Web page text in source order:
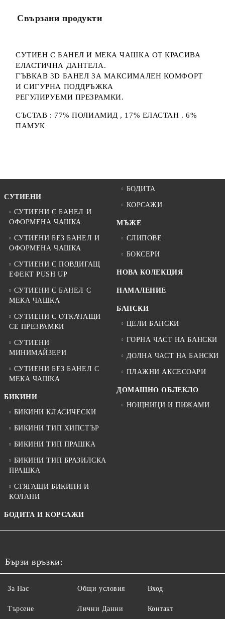
Свързани продукти
СУТИЕН С БАНЕЛ И МЕКА ЧАШКА ОТ КРАСИВА
ЕЛАСТИЧНА ДАНТЕЛА.
ГЪВКАВ 3D БАНЕЛ ЗА МАКСИМАЛЕН КОМФОРТ
И СИГУРНА ПОДДРЪЖКА
РЕГУЛИРУЕМИ ПРЕЗРАМКИ.
СЪСТАВ : 77% ПОЛИАМИД , 17% ЕЛАСТАН . 6%
ПАМУК
СУТИЕНИ
СУТИЕНИ С БАНЕЛ И
ОФОРМЕНА ЧАШКА
СУТИЕНИ БЕЗ БАНЕЛ И
ОФОРМЕНА ЧАШКА
СУТИЕНИ С ПОВДИГАЩ
ЕФЕКТ PUSH UP
СУТИЕНИ С БАНЕЛ С
МЕКА ЧАШКА
СУТИЕНИ С ОТКАЧАЩИ
СЕ ПРЕЗРАМКИ
СУТИЕНИ
МИНИМАЙЗЕРИ
СУТИЕНИ БЕЗ БАНЕЛ С
МЕКА ЧАШКА
БИКИНИ
БИКИНИ КЛАСИЧЕСКИ
БИКИНИ ТИП ХИПСТЪР
БИКИНИ ТИП ПРАШКА
БИКИНИ ТИП БРАЗИЛСКА
ПРАШКА
СТЯГАЩИ БИКИНИ И
КОЛАНИ
БОДИТА И КОРСАЖИ
БОДИТА
КОРСАЖИ
МЪЖЕ
СЛИПОВЕ
БОКСЕРИ
НОВА КОЛЕКЦИЯ
НАМАЛЕНИЕ
БАНСКИ
ЦЕЛИ БАНСКИ
ГОРНА ЧАСТ НА БАНСКИ
ДОЛНА ЧАСТ НА БАНСКИ
ПЛАЖНИ АКСЕСОАРИ
ДОМАШНО ОБЛЕКЛО
НОЩНИЦИ И ПИЖАМИ
Бързи връзки:
За Нас
Търсене
Общи условия
Лични Данни
Вход
Контакт